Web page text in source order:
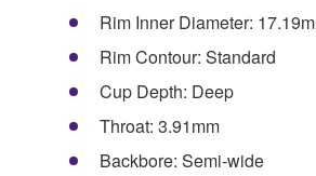
Rim Inner Diameter:
Rim Contour: Standard
Cup Depth: Deep
Throat: 3.91mm
Backbore: Semi-wide